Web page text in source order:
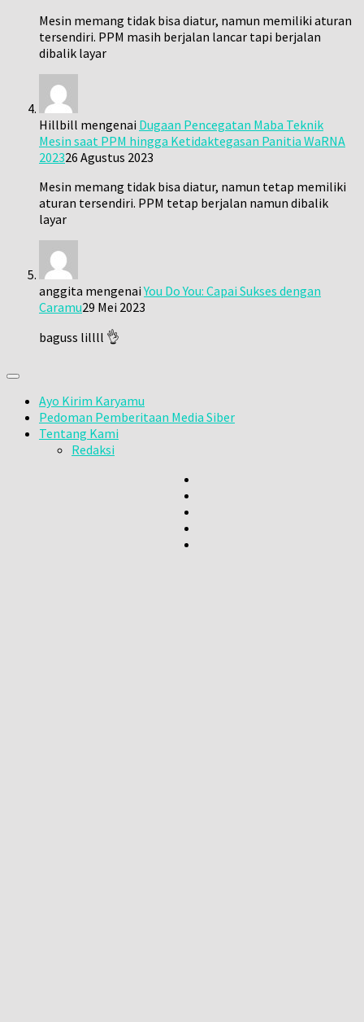
Mesin memang tidak bisa diatur, namun memiliki aturan
tersendiri. PPM masih berjalan lancar tapi berjalan
dibalik layar
Hillbill mengenai Dugaan Pencegatan Maba Teknik
Mesin saat PPM hingga Ketidaktegasan Panitia WaRNA
202326 Agustus 2023
Mesin memang tidak bisa diatur, namun tetap memiliki
aturan tersendiri. PPM tetap berjalan namun dibalik
layar
anggita mengenaiYou Do You: Capai Sukses dengan
Caramu29 Mei 2023
baguss lillll 👌
Ayo Kirim Karyamu
Pedoman Pemberitaan Media Siber
Tentang Kami
Redaksi